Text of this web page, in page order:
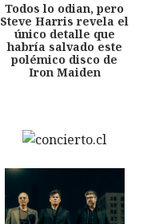
Todos lo odian, pero
Steve Harris revela el
único detalle que
habría salvado este
polémico disco de
Iron Maiden